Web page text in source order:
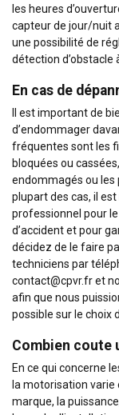
les heures
capteur de jour/nuit
une possibilité de
détection d’obstacle
En cas de
Il est important de
d’endommager
fréquentes sont les
bloquées ou
endommagés ou les
plupart des cas, il
professionnel pour
d’accident et pour
décidez de le faire
techniciens par
contact@cpvr.fr et
afin que nous
possible sur le choix
Combien coute
En ce qui concerne
la motorisation
marque, la